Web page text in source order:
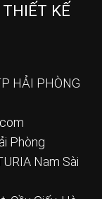
KẾ
HẢI PHÒNG
Phòng
Nam Sài